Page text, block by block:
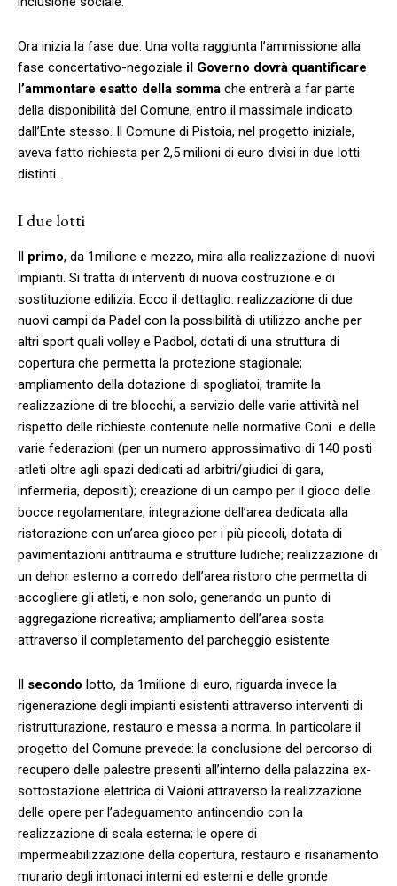
Ora inizia la fase due. Una volta raggiunta l’ammissione alla
fase concertativo-negoziale il Governo dovrà quantificare
l’ammontare esatto della somma che entrerà a far parte
della disponibilità del Comune, entro il massimale indicato
dall’Ente stesso. Il Comune di Pistoia, nel progetto iniziale,
aveva fatto richiesta per 2,5 milioni di euro divisi in due lotti
distinti.
I due lotti
Il primo, da 1milione e mezzo, mira alla realizzazione di nuovi
impianti. Si tratta di interventi di nuova costruzione e di
sostituzione edilizia. Ecco il dettaglio: realizzazione di due
nuovi campi da Padel con la possibilità di utilizzo anche per
altri sport quali volley e Padbol, dotati di una struttura di
copertura che permetta la protezione stagionale;
ampliamento della dotazione di spogliatoi, tramite la
realizzazione di tre blocchi, a servizio delle varie attività nel
rispetto delle richieste contenute nelle normative Coni e delle
varie federazioni (per un numero approssimativo di 140 posti
atleti oltre agli spazi dedicati ad arbitri/giudici di gara,
infermeria, depositi); creazione di un campo per il gioco delle
bocce regolamentare; integrazione dell’area dedicata alla
ristorazione con un’area gioco per i più piccoli, dotata di
pavimentazioni antitrauma e strutture ludiche; realizzazione di
un dehor esterno a corredo dell’area ristoro che permetta di
accogliere gli atleti, e non solo, generando un punto di
aggregazione ricreativa; ampliamento dell’area sosta
attraverso il completamento del parcheggio esistente.
Il secondo lotto, da 1milione di euro, riguarda invece la
rigenerazione degli impianti esistenti attraverso interventi di
ristrutturazione, restauro e messa a norma. In particolare il
progetto del Comune prevede: la conclusione del percorso di
recupero delle palestre presenti all’interno della palazzina ex-
sottostazione elettrica di Vaioni attraverso la realizzazione
delle opere per l’adeguamento antincendio con la
realizzazione di scala esterna; le opere di
impermeabilizzazione della copertura, restauro e risanamento
murario degli intonaci interni ed esterni e delle gronde